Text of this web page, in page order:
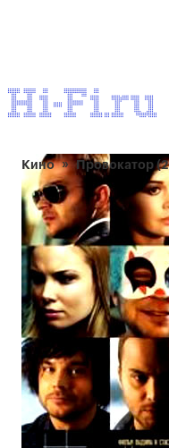
Кино Провокатор